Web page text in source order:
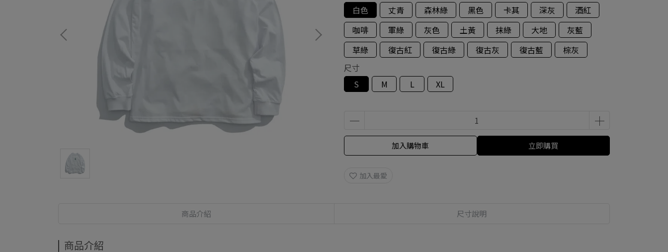
白色
丈青 森林綠 黑色 卡其 深灰
酒紅
咖啡
軍綠 灰色 土黃 抹綠 大地
灰藍
草綠
復古紅 復古綠 復古灰 復古藍
棕灰
尺寸
S
M L XL
加入購物車 立即購買
加入最愛
商品介紹 尺寸說明
商品介紹